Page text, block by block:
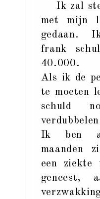
Ik zal
met mijn
gedaan.
frank
40.000.
Als ik de
te moeten
schuld
Ik ben
maanden
een ziekte
geneest,